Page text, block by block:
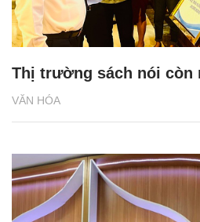
VĂN HÓA
Thị trường sách nói còn